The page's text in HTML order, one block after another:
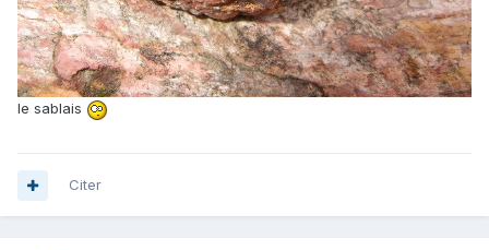
le sablais
Citer